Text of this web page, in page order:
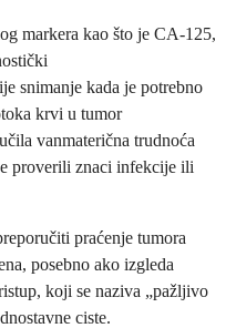
markera kao što je CA-125,
snimanje kada je potrebno
krvi u tumor
vanmaterična trudnoća
proverili znaci infekcije ili
praćenje tumora
posebno ako izgleda
koji se naziva „pažljivo
ciste.